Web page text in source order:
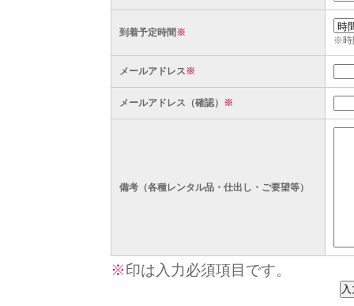
到着予定時間※
※時
メールアドレス※
メールアドレス（確認） ※
備考（各種レンタル品・仕出し・ご要望等）
※印は入力必須項目です。